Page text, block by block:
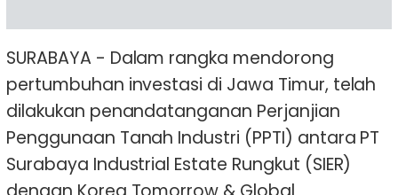
SURABAYA - Dalam rangka mendorong
pertumbuhan investasi di Jawa Timur, telah
dilakukan penandatanganan Perjanjian
Penggunaan Tanah Industri (PPTI) antara PT
Surabaya Industrial Estate Rungkut (SIER)